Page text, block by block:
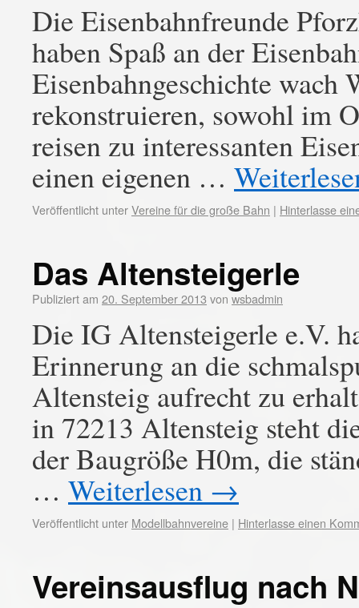
Die Eisenbahnfreunde
haben Spaß an der
Eisenbahngeschichte wach
rekonstruieren, sowohl im
reisen zu interessanten
einen eigenen …
Veröffentlicht unterVereine für die große Bahn | Hinterlasse
Das Altensteigerle
Publiziert am 20. September 2013 von wsbadmin
Die IG Altensteigerle e.V.
Erinnerung an die
Altensteig aufrecht zu
in 72213 Altensteig steht
der Baugröße H0m, die
… Weiterlesen →
Veröffentlicht unter Modellbahnvereine | Hinterlasse einen
Vereinsausflug nach